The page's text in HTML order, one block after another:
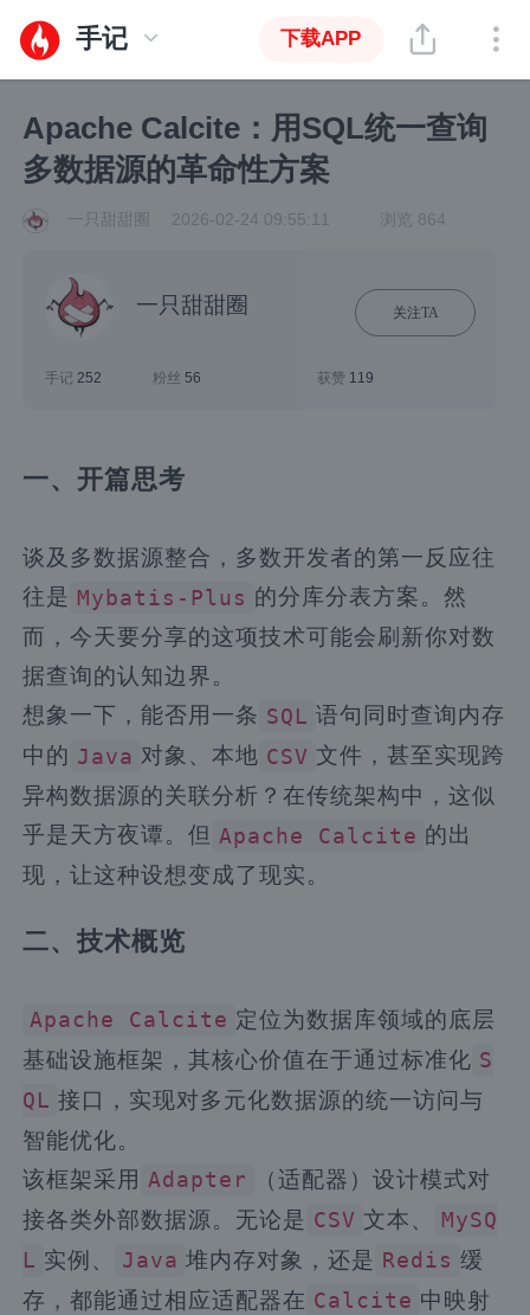
手记 下载APP
Apache Calcite：用SQL统一查询
多数据源的革命性方案
一只甜甜圈 2026-02-24 09:55:11 浏览 864
一只甜甜圈 关注TA
手记252 粉丝56 获赞 119
一、开篇思考
谈及多数据源整合，多数开发者的第一反应往
往是 Mybatis-Plus 的分库分表方案。然
而，今天要分享的这项技术可能会刷新你对数
据查询的认知边界。
想象一下，能否用一条 SQL 语句同时查询内存
中的 Java 对象、本地 CSV 文件，甚至实现跨
异构数据源的关联分析？在传统架构中，这似
乎是天方夜谭。但 Apache Calcite 的出
现，让这种设想变成了现实。
二、技术概览
Apache Calcite 定位为数据库领域的底层
基础设施框架，其核心价值在于通过标准化 S
QL 接口，实现对多元化数据源的统一访问与
智能优化。
该框架采用 Adapter
（适配器）设计模式对
接各类外部数据源。无论是 CSV 文本、
MySQ
L 实例、 Java 堆内存对象，还是 Redis 缓
存，都能通过相应适配器在 Calcite 中映射